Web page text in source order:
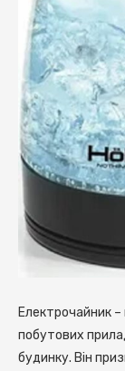
Електрочайник
побутових
будинку. Він